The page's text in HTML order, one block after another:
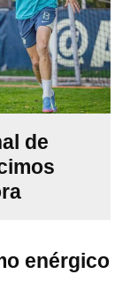
de
enérgico